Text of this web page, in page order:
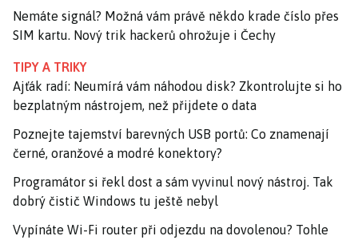
Nemáte signál? Možná vám právě někdo krade číslo přes
SIM kartu. Nový trik hackerů ohrožuje i Čechy
TIPY A TRIKY
Ajťák radí: Neumírá vám náhodou disk? Zkontrolujte si ho
bezplatným nástrojem, než přijdete o data
Poznejte tajemství barevných USB portů: Co znamenají
černé, oranžové a modré konektory?
Programátor si řekl dost a sám vyvinul nový nástroj. Tak
dobrý čistič Windows tu ještě nebyl
Vypínáte Wi-Fi router při odjezdu na dovolenou? Tohle